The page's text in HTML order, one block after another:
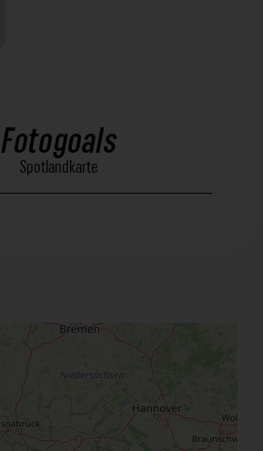
Fotogoals
Spotlandkarte